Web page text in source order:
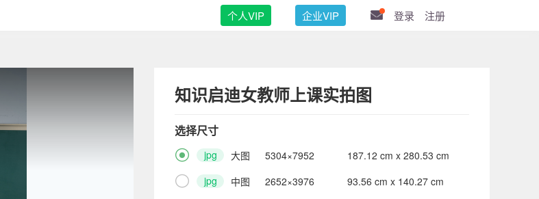
个人VIP 企业VIP 登录 注册
知识启迪女教师上课实拍图
选择尺寸
 jpg 大图 5304×7952 187.12 cm x 280.53 cm
 jpg 中图 2652×3976 93.56 cm x 140.27 cm